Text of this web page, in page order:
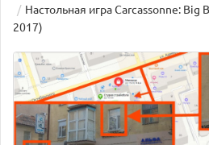
Настольная игра Carcassonne: Big
2017)